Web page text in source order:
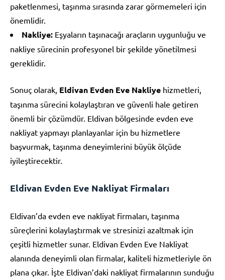
paketlenmesi, taşınma sırasında zarar görmemeleri için
önemlidir.
Nakliye: Eşyaların taşınacağı araçların uygunluğu ve
nakliye sürecinin profesyonel bir şekilde yönetilmesi
gereklidir.
Sonuç olarak, Eldivan Evden Eve Nakliye hizmetleri,
taşınma sürecini kolaylaştıran ve güvenli hale getiren
önemli bir çözümdür. Eldivan bölgesinde evden eve
nakliyat yapmayı planlayanlar için bu hizmetlere
başvurmak, taşınma deneyimlerini büyük ölçüde
iyileştirecektir.
Eldivan Evden Eve Nakliyat Firmaları
Eldivan’da evden eve nakliyat firmaları, taşınma
süreçlerini kolaylaştırmak ve stresinizi azaltmak için
çeşitli hizmetler sunar. Eldivan Evden Eve Nakliyat
alanında deneyimli olan firmalar, kaliteli hizmetleriyle ön
plana çıkar. İşte Eldivan’daki nakliyat firmalarının sunduğu